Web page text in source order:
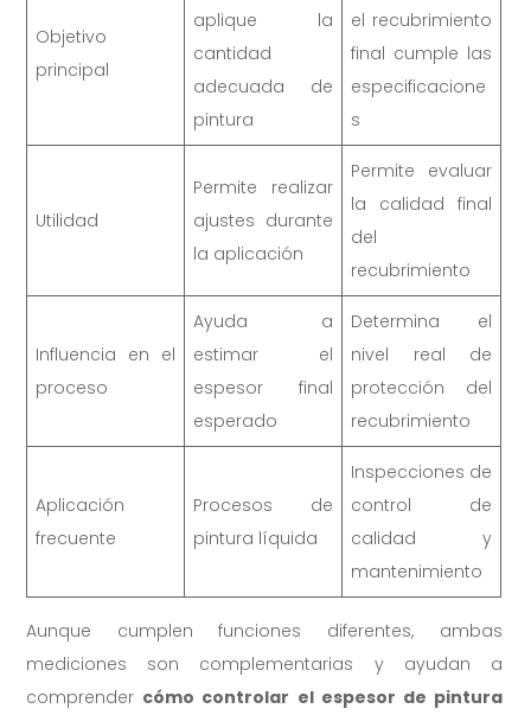
Objetivo
principal
aplique la
cantidad
adecuada de
pintura
el recubrimiento
final cumple las
especificacione
s
Utilidad
Permite realizar
ajustes durante
la aplicación
Permite evaluar
la calidad final
del
recubrimiento
Influencia en el
proceso
Ayuda a
estimar el
espesor final
esperado
Determina el
nivel real de
protección del
recubrimiento
Aplicación
frecuente
Procesos de
pintura líquida
Inspecciones de
control de
calidad y
mantenimiento
Aunque cumplen funciones diferentes, ambas
mediciones son complementarias y ayudan a
comprender cómo controlar el espesor de pintura